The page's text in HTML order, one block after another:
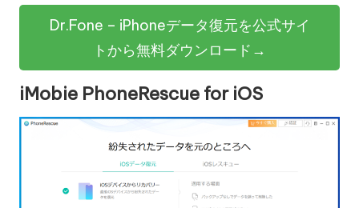
Dr.Fone – iPhoneデータ復元を公式サイ
トから無料ダウンロード→
iMobie PhoneRescue for iOS